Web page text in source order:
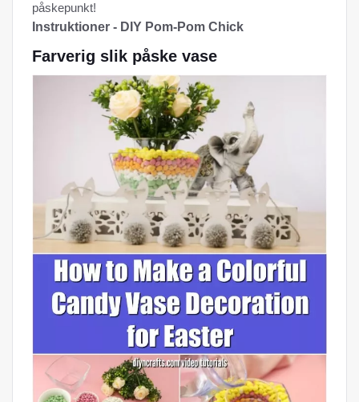
påskepunkt!
Instruktioner - DIY Pom-Pom Chick
Farverig slik påske vase